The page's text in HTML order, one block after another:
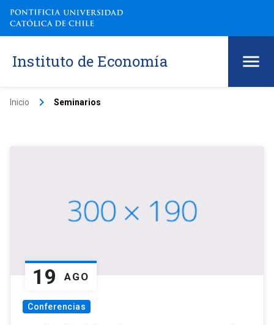
Instituto de Economía
Inicio keyboard_arrow_right Seminarios
19 AGO
Conferencias